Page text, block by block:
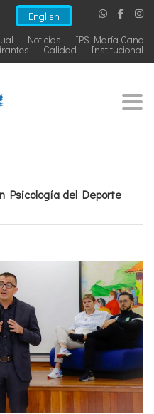
English
IPS María Cano
Noticias
Institucional
Calidad
Psicología del Deporte